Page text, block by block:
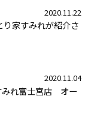
2020.11.22
り家すみれが紹介さ
2020.11.04
れ富士宮店 オー